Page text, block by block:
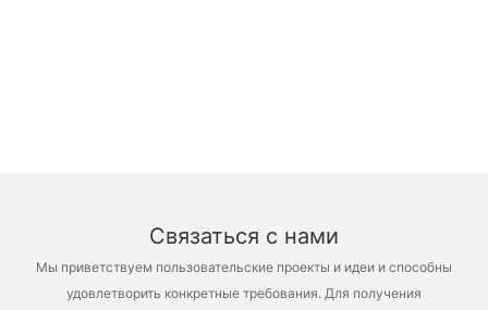
Связаться с нами
Мы приветствуем пользовательские проекты и идеи и способны
удовлетворить конкретные требования. Для получения